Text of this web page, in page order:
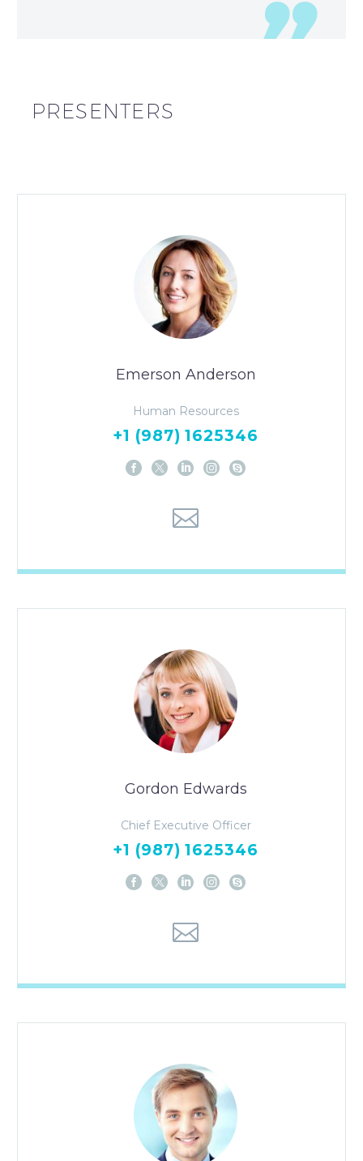
PRESENTERS
Emerson Anderson
Human Resources
+1 (987) 1625346
Gordon Edwards
Chief Executive Officer
+1 (987) 1625346